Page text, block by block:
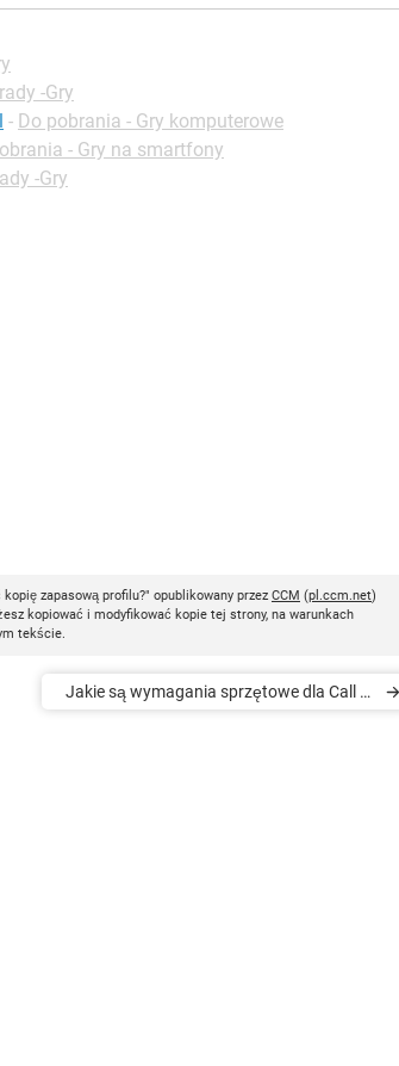
-Gry
- Do pobrania - Gry komputerowe
- Gry na smartfony
-Gry
zapasową profilu?" opublikowany przez CCM (pl.ccm.net)
kopiować i modyfikować kopie tej strony, na warunkach
tekście.
Jakie są wymagania sprzętowe dla Call of